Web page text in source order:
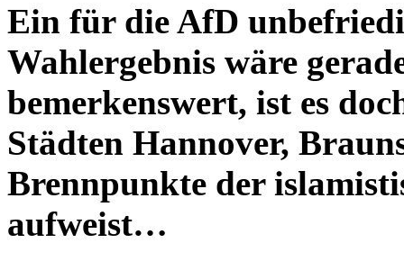
Ein für die AfD
Wahlergebnis wäre
bemerkenswert, ist es
Städten Hannover,
Brennpunkte der
aufweist…